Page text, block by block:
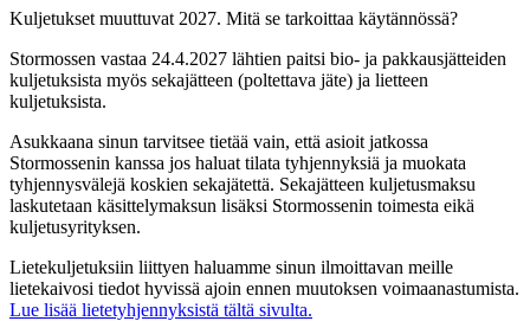
Kuljetukset muuttuvat 2027. Mitä se tarkoittaa käytännössä?
Stormossen vastaa 24.4.2027 lähtien paitsi bio- ja pakkausjätteiden
kuljetuksista myös sekajätteen (poltettava jäte) ja lietteen
kuljetuksista.
Asukkaana sinun tarvitsee tietää vain, että asioit jatkossa
Stormossenin kanssa jos haluat tilata tyhjennyksiä ja muokata
tyhjennysvälejä koskien sekajätettä. Sekajätteen kuljetusmaksu
laskutetaan käsittelymaksun lisäksi Stormossenin toimesta eikä
kuljetusyrityksen.
Lietekuljetuksiin liittyen haluamme sinun ilmoittavan meille
lietekaivosi tiedot hyvissä ajoin ennen muutoksen voimaanastumista.
Lue lisää lietetyhjennyksistä tältä sivulta.